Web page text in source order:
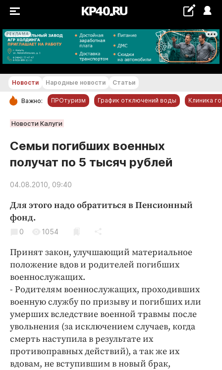
РЕКЛАМА
+22...+23 °С
РУБРИКИ
Статьи
Народные новости
Авто и транспорт
Благоустройство
Криминал
Недвижимость и ЖКХ
Образование
Общество
Погода
Праздники
Происшествия
Спорт
Экономика и бизнес
Новости Народные новости Статьи
Важно: ПРОтуризм График отключений воды Клиника
Новости Калуги
Семьи погибших военных
получат по 5 тысяч рублей
04.08.2010, 09:40
Для этого надо обратиться в Пенсионный
фонд.
0 1054
Принят закон, улучшающий материальное
положение вдов и родителей погибших
военнослужащих.
- Родителям военнослужащих, проходивших
военную службу по призыву и погибших или
умерших вследствие военной травмы после
увольнения (за исключением случаев, когда
смерть наступила в результате их
противоправных действий), а так же их
вдовам, не вступившим в новый брак,